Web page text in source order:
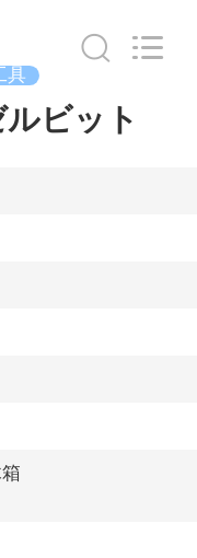
具
ビット